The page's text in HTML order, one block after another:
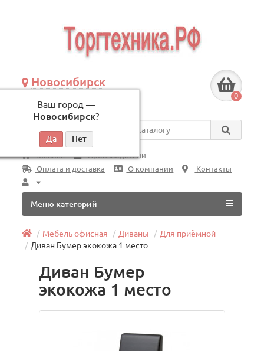
Новосибирск
Ваш город —
Новосибирск?
по будням, с 09:00 до 18:00
0
Везде
Главная
Производители
Оплата и доставка
О компании Контакты
Меню категорий
Мебель офисная Диваны
Для приёмной
Диван Бумер экокожа 1 место
Диван Бумер
экокожа 1 место